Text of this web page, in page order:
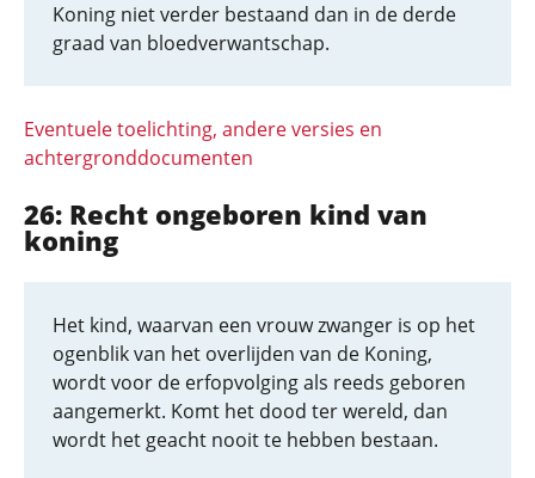
Koning niet verder bestaand dan in de derde
graad van bloedverwantschap.
Eventuele toelichting, andere versies en
achtergronddocumenten
26: Recht ongeboren kind van
koning
Het kind, waarvan een vrouw zwanger is op het
ogenblik van het overlijden van de Koning,
wordt voor de erfopvolging als reeds geboren
aangemerkt. Komt het dood ter wereld, dan
wordt het geacht nooit te hebben bestaan.